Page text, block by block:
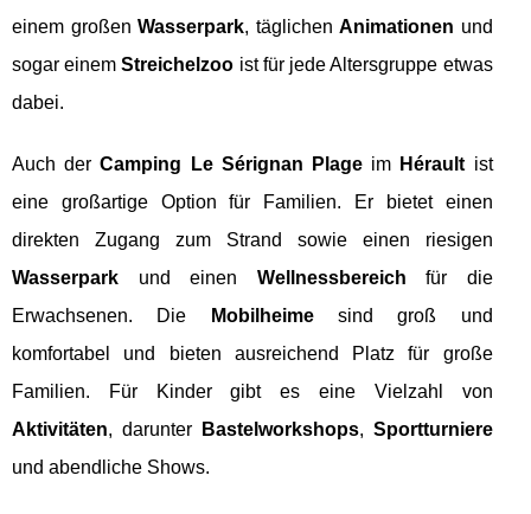
einem großenWasserpark, täglichenAnimationen und
sogar einemStreichelzoo ist für jede Altersgruppe etwas
dabei.
Auch derCamping Le Sérignan Plage im Hérault ist
eine großartige Option für Familien. Er bietet einen
direkten Zugang zum Strand sowie einen riesigen
Wasserpark und einen Wellnessbereich für die
Erwachsenen. Die
Mobilheimesind groß und
komfortabel und bieten ausreichend Platz für große
Familien. Für Kinder gibt es eine Vielzahl von
Aktivitäten, darunter Bastelworkshops, Sportturniere
und abendliche Shows.